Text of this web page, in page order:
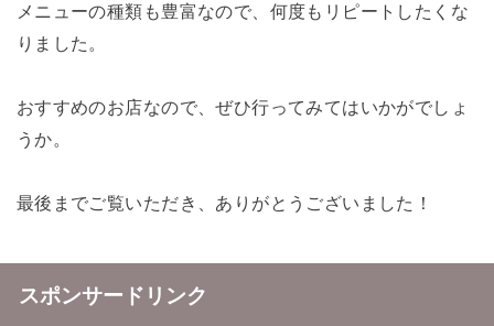
メニューの種類も豊富なので、何度もリピートしたくな
りました。
おすすめのお店なので、ぜひ行ってみてはいかがでしょ
うか。
最後までご覧いただき、ありがとうございました！
スポンサードリンク